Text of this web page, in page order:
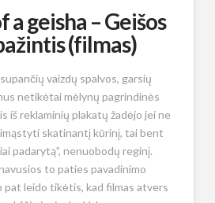
a geisha – Geišos
(filmas)
vaizdų spalvos, garsių
netikėtai mėlynų pagrindinės
iš reklaminių plakatų žadėjo jei ne
skatinantį kūrinį, tai bent
padarytą”, nenuobodų reginį.
to paties pavadinimo
pat leido tikėtis, kad filmas atvers